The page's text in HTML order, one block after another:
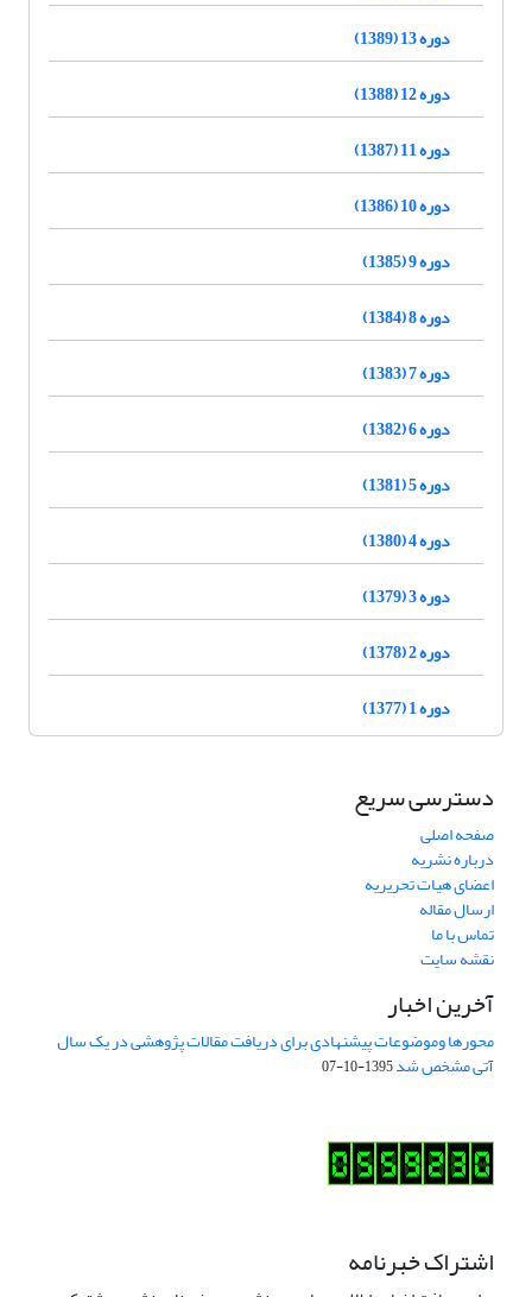
دوره 13 (1389)
دوره 12 (1388)
دوره 11 (1387)
دوره 10 (1386)
دوره 9 (1385)
دوره 8 (1384)
دوره 7 (1383)
دوره 6 (1382)
دوره 5 (1381)
دوره 4 (1380)
دوره 3 (1379)
دوره 2 (1378)
دوره 1 (1377)
دسترسی سریع
صفحه اصلی
درباره نشریه
اعضای هیات تحریریه
ارسال مقاله
تماس با ما
نقشه سایت
آخرین اخبار
محورها وموضوعات پیشنهادی برای دریافت مقالات پژوهشی در یک سال
آتی مشخص شد1395-10-07
اشتراک خبرنامه